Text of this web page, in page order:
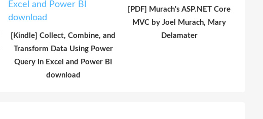
[Kindle] Collect, Combine, and
Transform Data Using Power
Query in Excel and Power BI
download
[PDF] Murach's ASP.NET Core
MVC by Joel Murach, Mary
Delamater